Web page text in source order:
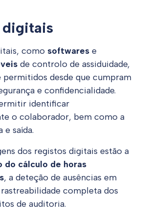
digitais
como softwares e
de controlo de assiduidade,
desde que cumpram
e confidencialidade.
identificar
o colaborador, bem como a
e saída.
dos registos digitais estão a
do cálculo de horas
, a deteção de ausências em
completa dos
de auditoria.